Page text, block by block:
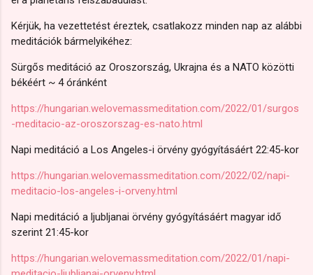
Kérjük, ha vezettetést éreztek, csatlakozz minden nap az alábbi
meditációk bármelyikéhez:
Sürgős meditáció az Oroszország, Ukrajna és a NATO közötti
békéért ~ 4 óránként
https://hungarian.welovemassmeditation.com/2022/01/surgos
-meditacio-az-oroszorszag-es-nato.html
Napi meditáció a Los Angeles-i örvény gyógyításáért 22:45-kor
https://hungarian.welovemassmeditation.com/2022/02/napi-
meditacio-los-angeles-i-orveny.html
Napi meditáció a ljubljanai örvény gyógyításáért magyar idő
szerint 21:45-kor
https://hungarian.welovemassmeditation.com/2022/01/napi-